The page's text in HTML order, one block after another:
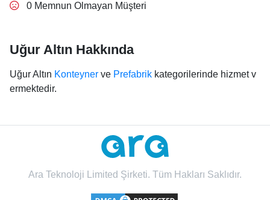
0 Memnun Olmayan Müşteri
Uğur Altın Hakkında
Uğur Altın Konteyner ve Prefabrik kategorilerinde hizmet v
ermektedir.
Ara Teknoloji Limited Şirketi. Tüm Hakları Saklıdır.